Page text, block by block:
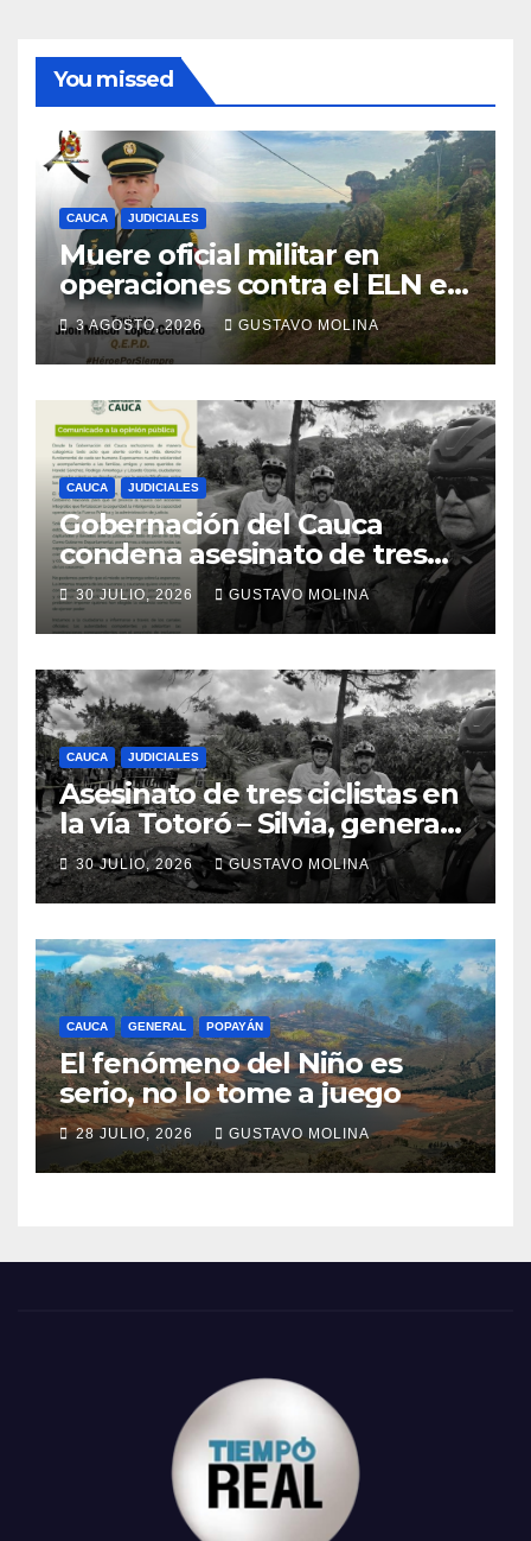
You missed
CAUCA JUDICIALES
Muere oficial militar en
operaciones contra el ELN en
el sur del Cauca
3 AGOSTO, 2026 GUSTAVO MOLINA
CAUCA JUDICIALES
Gobernación del Cauca
condena asesinato de tres
ciudadanos y exige medidas
urgentes al Gobierno
Nacional
30 JULIO, 2026 GUSTAVO MOLINA
CAUCA JUDICIALES
Asesinato de tres ciclistas en
la vía Totoró – Silvia, genera
consternación en el Cauca
30 JULIO, 2026 GUSTAVO MOLINA
CAUCA GENERAL POPAYÁN
El fenómeno del Niño es
serio, no lo tome a juego
28 JULIO, 2026 GUSTAVO MOLINA